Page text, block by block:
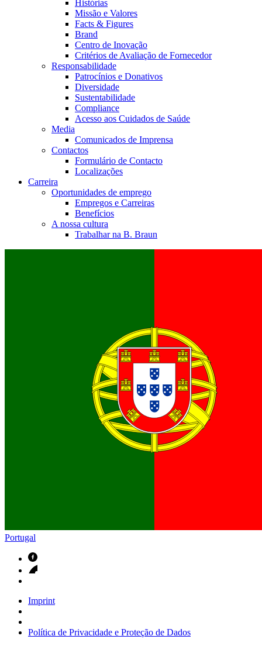
Histórias
Missão e Valores
Facts & Figures
Brand
Centro de Inovação
Critérios de Avaliação de Fornecedor
Responsabilidade
Patrocínios e Donativos
Diversidade
Sustentabilidade
Compliance
Acesso aos Cuidados de Saúde
Media
Comunicados de Imprensa
Contactos
Formulário de Contacto
Localizações
Carreira
Oportunidades de emprego
Empregos e Carreiras
Benefícios
A nossa cultura
Trabalhar na B. Braun
Portugal
Imprint
Política de Privacidade e Proteção de Dados